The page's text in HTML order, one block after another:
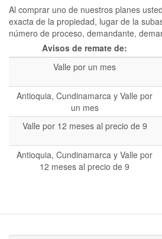
Al comprar uno de nuestros planes
exacta de la propiedad, lugar de la
número de proceso, demandante,
Avisos de remate de:
Valle por un mes
Antioquia, Cundinamarca y Valle por
un mes
Valle por 12 meses al precio de 9
Antioquia, Cundinamarca y Valle por
12 meses al precio de 9